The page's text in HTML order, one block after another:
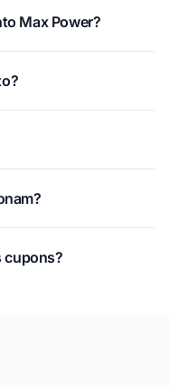
Max Power?
cupons?